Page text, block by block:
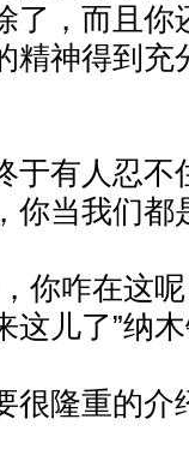
了，而且
精神得到
有人忍不
你当我们都
咋在这呢
这儿了”纳
隆重的介